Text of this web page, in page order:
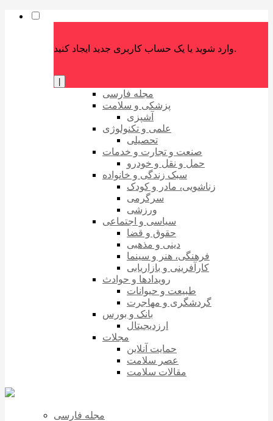
وارد شوید یا یک حساب کاربری جدید ایجاد کنید.
مجله فارسی
پزشکی و سلامت
آشپزی
علمی و تکنولوژی
تحصیلی
صنعت و تجارت و خدمات
حمل و نقل و خودرو
سبک زندگی و خانواده
زناشویی، مادر و کودک
سرگرمی
ورزشی
سیاسی و اجتماعی
حقوق و قضا
دینی و مذهبی
فرهنگی، هنر و سینما
کارآفرینی و بازاریابی
رویدادها و حوادث
طبیعت و حیوانات
گردشگری و مهاجرت
بانک و بورس
ارزدیجیتال
مجلات
حمایت آنلاین
عصر سلامت
مقالات سلامت
مجله فارسی